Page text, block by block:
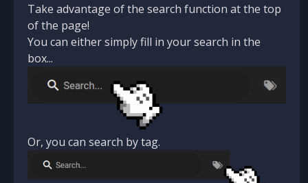
Take advantage of the search function at the top
of the page!
You can either simply fill in your search in the
box...
Or, you can search by tag.